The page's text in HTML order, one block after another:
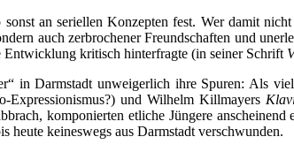
an seriellen Konzepten fest. Wer damit
auch zerbrochener Freundschaften und
kritisch hinterfragte (in seiner Schrift
in Darmstadt unweigerlich ihre Spuren: Als
Expressionismus?) und Wilhelm Killmayers
komponierten etliche Jüngere
heute keineswegs aus Darmstadt verschwunden.